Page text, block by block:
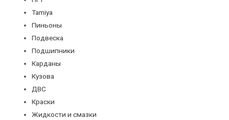
Tamiya
Пиньоны
Подвеска
Подшипники
Карданы
Кузова
ДВС
Краски
Жидкости и смазки